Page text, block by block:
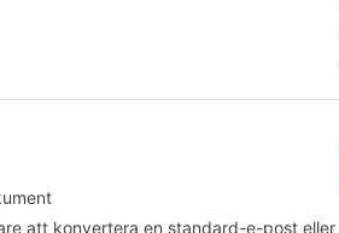
att konvertera en standard-e-post eller